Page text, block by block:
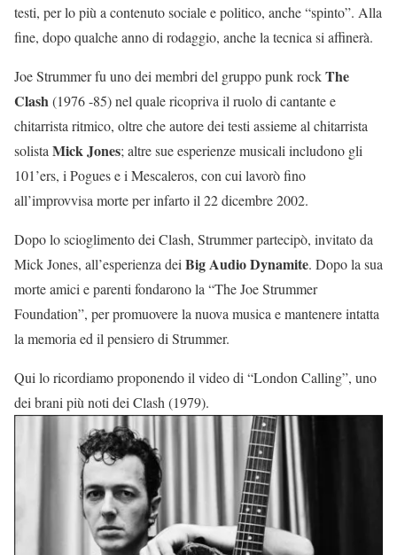
testi, per lo più a contenuto sociale e politico, anche “spinto”. Alla
fine, dopo qualche anno di rodaggio, anche la tecnica si affinerà.
Joe Strummer fu uno dei membri del gruppo punk rockThe
Clash(1976 -85) nel quale ricopriva il ruolo di cantante e
chitarrista ritmico, oltre che autore dei testi assieme al chitarrista
solistaMick Jones; altre sue esperienze musicali includono gli
101’ers, i Pogues e i Mescaleros, con cui lavorò fino
all’improvvisa morte per infarto il 22 dicembre 2002.
Dopo lo scioglimento dei Clash, Strummer partecipò, invitato da
Mick Jones, all’esperienza deiBig Audio Dynamite. Dopo la sua
morte amici e parenti fondarono la “The Joe Strummer
Foundation”, per promuovere la nuova musica e mantenere intatta
la memoria ed il pensiero di Strummer.
Qui lo ricordiamo proponendo il video di “London Calling”, uno
dei brani più noti dei Clash (1979).